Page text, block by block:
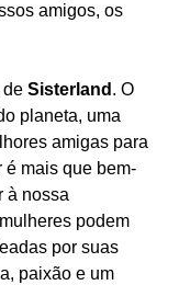
amigos, os
de Sisterland . O
planeta, uma
amigas para
é mais que bem-
à nossa
podem
por suas
paixão e um